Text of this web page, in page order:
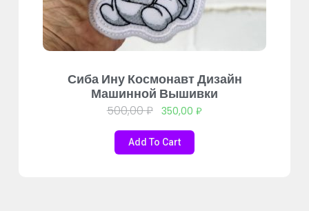
Сиба Ину Космонавт Дизайн
Машинной Вышивки
500,00₽ 350,00₽
Add To Cart